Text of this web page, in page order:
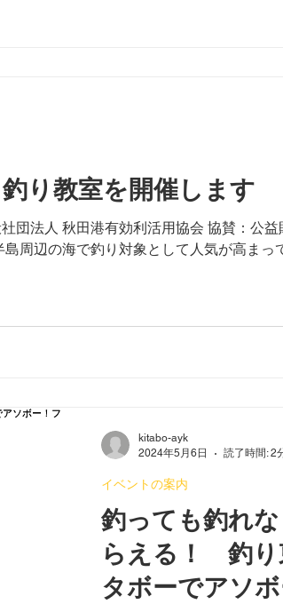
り教室を開催します
法人 秋田港有効利活用協会 協賛：公益
島周辺の海で釣り対象として人気が
釣っても釣れ
らえる！ 釣り
タボーでアソ
イベントの案内
kitabo-ayk
2024年5月6日
読了時間: 2